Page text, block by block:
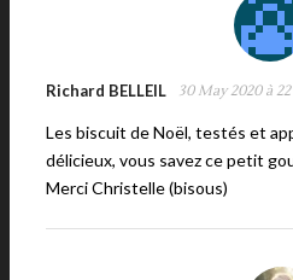
Richard BELLEIL 30 May 2020 à
Les biscuit de Noël, testés et
délicieux, vous savez ce petit
Merci Christelle (bisous)